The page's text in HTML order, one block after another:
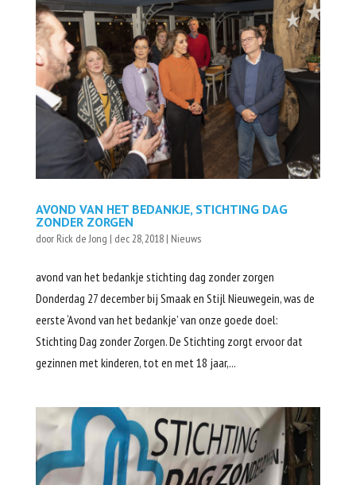
AVOND VAN HET BEDANKJE, STICHTING DAG
ZONDER ZORGEN
door Rick de Jong | dec 28, 2018| Nieuws
avond van het bedankje stichting dag zonder zorgen
Donderdag 27 december bij Smaak en Stijl Nieuwegein, was de
eerste ‘Avond van het bedankje’ van onze goede doel:
Stichting Dag zonder Zorgen. De Stichting zorgt ervoor dat
gezinnen met kinderen, tot en met 18 jaar,...